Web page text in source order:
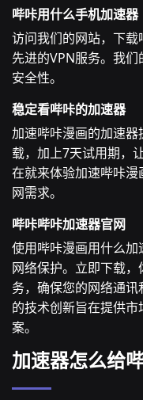
哔咔用什么手机加速器
访问我们的网站，下
先进的VPN服务。我
安全性。
稳定看哔咔的加速器
加速哔咔漫画的加速
载，加上7天试用期，
在就来体验加速哔咔
网需求。
哔咔哔咔加速器官网
使用哔咔漫画用什么
网络保护。立即下载
务，确保您的网络通
的技术创新旨在提供
案。
加速器怎么给